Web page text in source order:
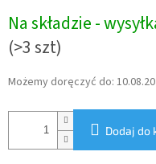
jednostkowa:
Na składzie -
(>3 szt)
Możemy doręczyć do:
Dodaj do